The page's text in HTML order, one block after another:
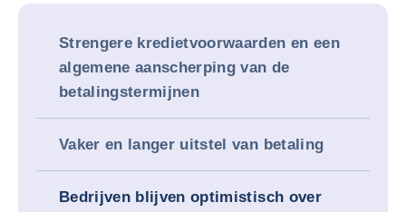
Strengere kredietvoorwaarden en een
algemene aanscherping van de
betalingstermijnen
Vaker en langer uitstel van betaling
Bedrijven blijven optimistisch over